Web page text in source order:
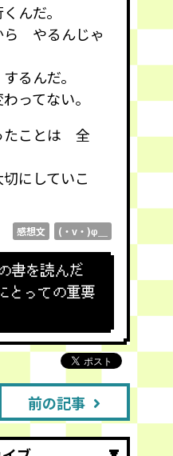
んだ。
やるんじゃ
るんだ。
ってない。
たことは 全
にしていこ
感想文 (・v・)φ＿
書を読んだ
とっての重要
前の記事